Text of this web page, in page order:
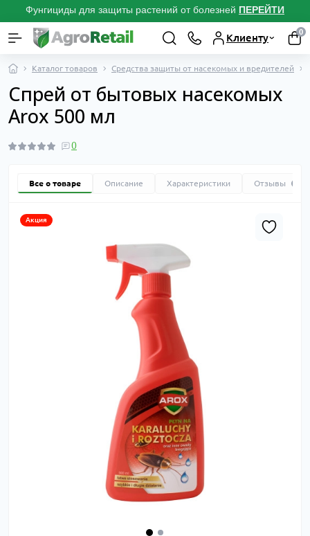
Фунгициды для защиты растений от болезней ПЕРЕЙТИ
Клиенту
0
Каталог товаров Средства защиты от насекомых и вредителей
Спрей от бытовых насекомых
Arox 500 мл
0
Все о товаре Описание Характеристики Отзывы
Акция